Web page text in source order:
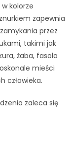
kolorze
zapewnia
przez
takimi jak
żaba, fasola
mieści
człowieka.
zaleca się